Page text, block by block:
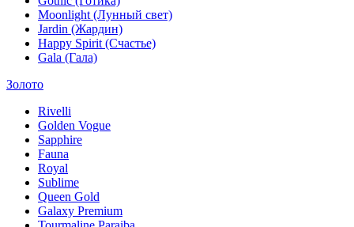
Moonlight (Лунный свет)
Jardin (Жардин)
Happy Spirit (Счастье)
Gala (Гала)
Золото
Rivelli
Golden Vogue
Sapphire
Fauna
Royal
Sublime
Queen Gold
Galaxy Premium